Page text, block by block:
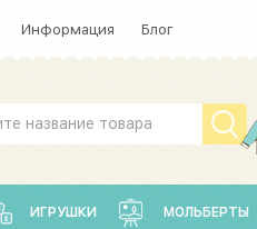
Информация Блог
ИГРУШКИ МОЛЬБЕРТЫ